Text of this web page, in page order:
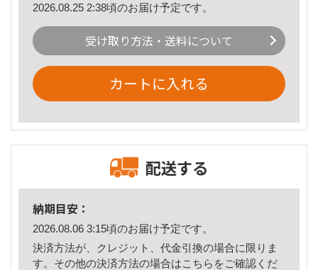
2026.08.25 2:38頃のお届け予定です。
受け取り方法・送料について
カートに入れる
配送する
納期目安：
2026.08.06 3:15頃のお届け予定です。
決済方法が、クレジット、代金引換の場合に限りま
す。その他の決済方法の場合はこちら をご確認くだ